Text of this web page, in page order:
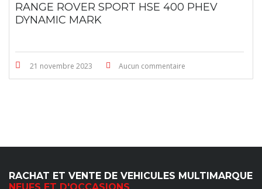
RANGE ROVER SPORT HSE 400 PHEV
DYNAMIC MARK
21 novembre 2023 Aucun commentaire
RACHAT ET VENTE DE VEHICULES MULTIMARQUE